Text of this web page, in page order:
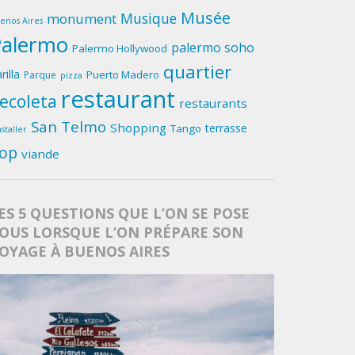
Aires monument Musique Musée
Palermo Hollywood palermo soho
Parque pizza Puerto Madero quartier
restaurant restaurants
San Telmo Shopping Tango terrasse
viande
5 QUESTIONS QUE L’ON SE POSE
LORSQUE L’ON PRÉPARE SON
À BUENOS AIRES